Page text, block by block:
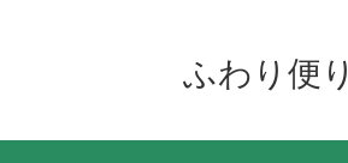
ふわり便り